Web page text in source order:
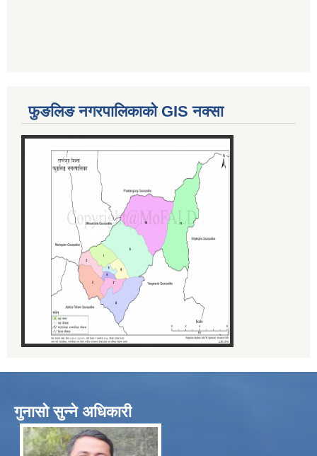
फुङलिङ नगरपालिकाको GIS नक्सा
गुनासो सुन्ने अधिकारी